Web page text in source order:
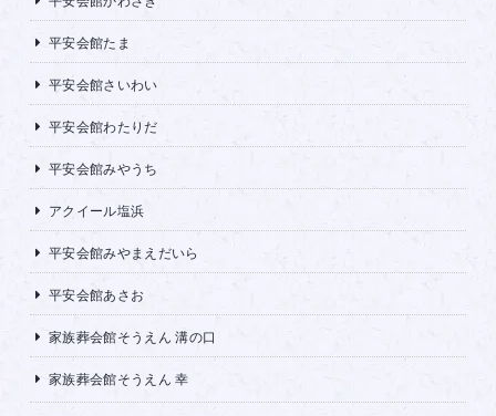
平安会館たま
平安会館さいわい
平安会館わたりだ
平安会館みやうち
アクイール塩浜
平安会館みやまえだいら
平安会館あさお
家族葬会館そうえん 溝の口
家族葬会館そうえん 幸